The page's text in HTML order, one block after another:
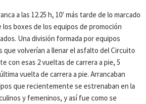
a las 12.25 h, 10′ más tarde de lo marcado
los boxes de los equipos de promoción
Una división formada por equipos
que volverían a llenar el asfalto del Circuito
con esas 2 vueltas de carrera a pie, 5
vuelta de carrera a pie. Arrancaban
que recientemente se estrenaban en la
y femeninos, y así fue como se